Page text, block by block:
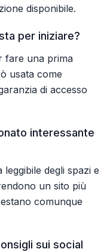
disponibile.
per iniziare?
fare una prima
usata come
di accesso
interessante
degli spazi e
un sito più
comunque
sui social